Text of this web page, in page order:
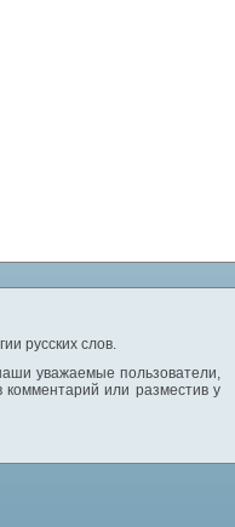
русских слов.
уважаемые пользователи,
или разместив у